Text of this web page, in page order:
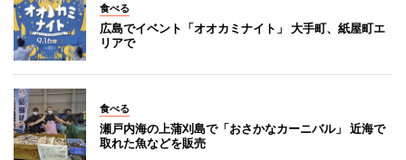
食べる
広島でイベント「オオカミナイト」 大手町、紙屋町エ
リアで
食べる
瀬戸内海の上蒲刈島で「おさかなカーニバル」 近海で
取れた魚などを販売